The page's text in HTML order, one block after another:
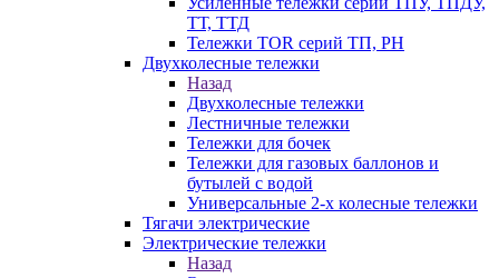
ТТ, ТТД
Тележки TOR серий ТП, PH
Двухколесные тележки
Назад
Двухколесные тележки
Лестничные тележки
Тележки для бочек
Тележки для газовых баллонов и
бутылей с водой
Универсальные 2-х колесные тележки
Тягачи электрические
Электрические тележки
Назад